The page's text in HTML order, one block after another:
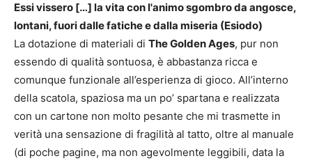
Essi vissero […] la vita con l'animo sgombro da angosce,
lontani, fuori dalle fatiche e dalla miseria (Esiodo)
La dotazione di materiali di The Golden Ages, pur non
essendo di qualità sontuosa, è abbastanza ricca e
comunque funzionale all’esperienza di gioco. All’interno
della scatola, spaziosa ma un po’ spartana e realizzata
con un cartone non molto pesante che mi trasmette in
verità una sensazione di fragilità al tatto, oltre al manuale
(di poche pagine, ma non agevolmente leggibili, data la